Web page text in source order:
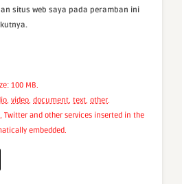
situs web saya pada peramban ini
100 MB.
, video, document, text, other.
Twitter and other services inserted in the
embedded.